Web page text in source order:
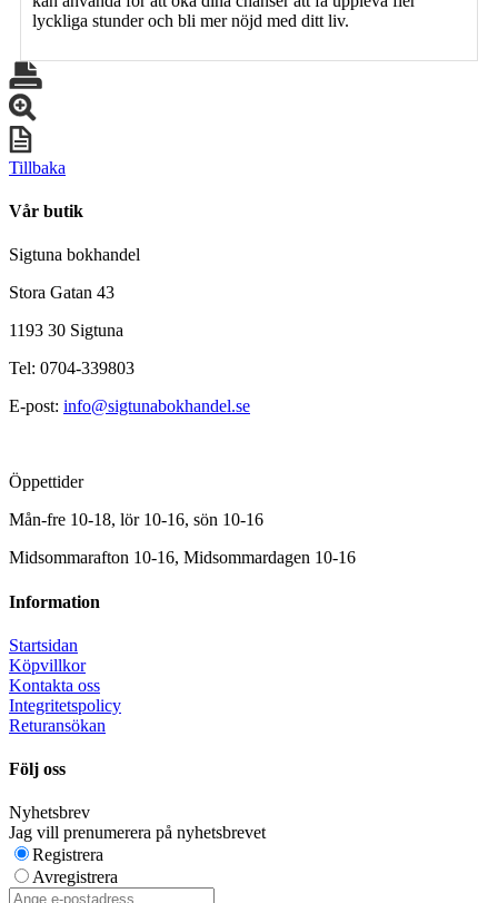
lyckliga stunder och bli mer nöjd med ditt liv.
Tillbaka
Vår butik
Sigtuna bokhandel
Stora Gatan 43
1193 30 Sigtuna
Tel: 0704-339803
E-post: info@sigtunabokhandel.se
Öppettider
Mån-fre 10-18, lör 10-16, sön 10-16
Midsommarafton 10-16, Midsommardagen 10-16
Information
Startsidan
Köpvillkor
Kontakta oss
Integritetspolicy
Returansökan
Följ oss
Nyhetsbrev
Jag vill prenumerera på nyhetsbrevet
Registrera
Avregistrera